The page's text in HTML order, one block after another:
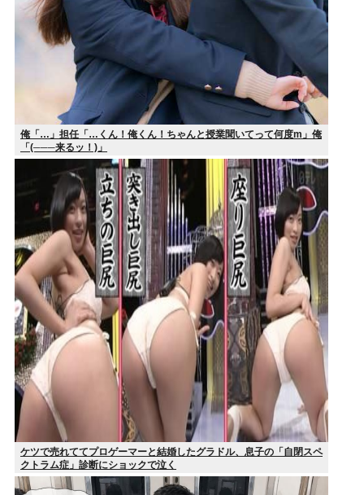
俺「…」担任「…くん！俺くん！ちゃんと授業聞いてって何度m」俺
「(───来るッ！)」
ケツで売れててプロゲーマーと結婚したグラドル、息子の「自閉スペ
クトラム症」診断にショックで泣く